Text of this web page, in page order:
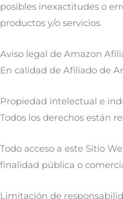
posibles inexactitudes o
productos y/o servicios.
Aviso legal de Amazon
En calidad de Afiliado de
Propiedad intelectual e
Todos los derechos están
Todo acceso a este Sitio
finalidad pública o
Limitación de